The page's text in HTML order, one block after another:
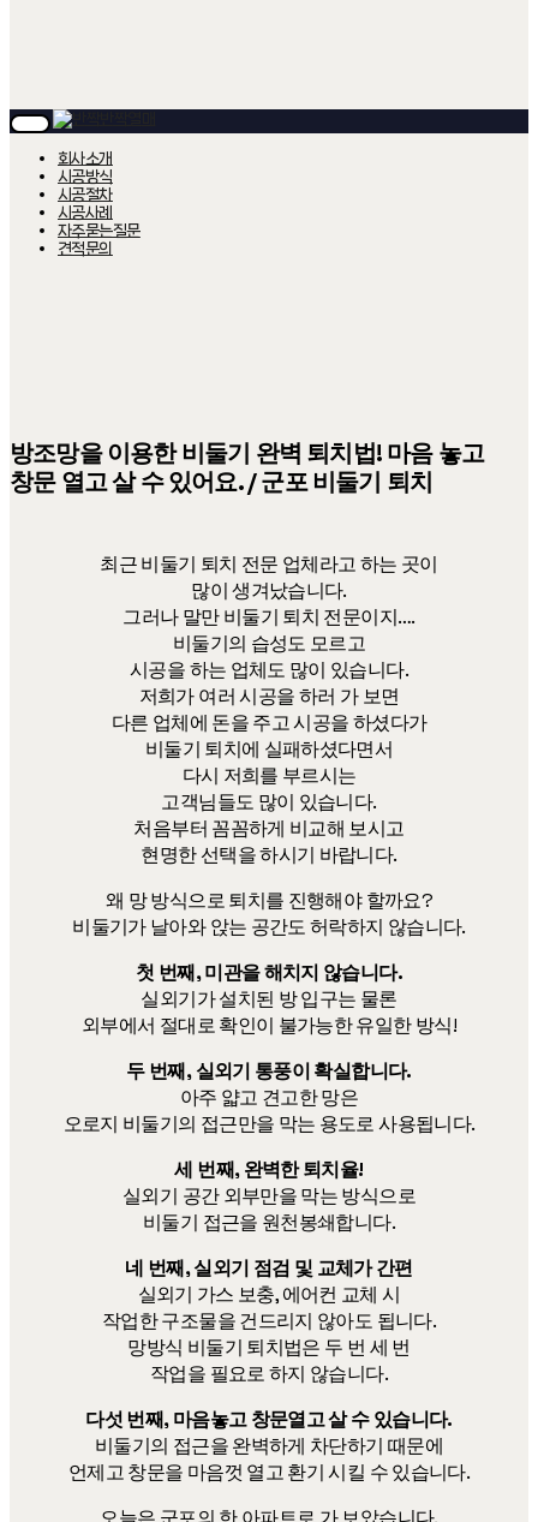
T
G
G
N
A
회사소개
시공방식
시공절차
시공사례
자주묻는질문
견적문의
방조망을 이용한 비둘기 완벽 퇴치법! 마음 놓고
창문 열고 살 수 있어요. / 군포 비둘기 퇴치
최근 비둘기 퇴치 전문 업체라고 하는 곳이
많이 생겨났습니다.
그러나 말만 비둘기 퇴치 전문이지….
비둘기의 습성도 모르고
시공을 하는 업체도 많이 있습니다.
저희가 여러 시공을 하러 가 보면
다른 업체에 돈을 주고 시공을 하셨다가
비둘기 퇴치에 실패하셨다면서
다시 저희를 부르시는
고객님들도 많이 있습니다.
처음부터 꼼꼼하게 비교해 보시고
현명한 선택을 하시기 바랍니다.
왜 망 방식으로 퇴치를 진행해야 할까요?
비둘기가 날아와 앉는 공간도 허락하지 않습니다.
첫 번째, 미관을 해치지 않습니다.
실외기가 설치된 방 입구는 물론
외부에서 절대로 확인이 불가능한 유일한 방식!
두 번째, 실외기 통풍이 확실합니다.
아주 얇고 견고한 망은
오로지 비둘기의 접근만을 막는 용도로 사용됩니다.
세 번째, 완벽한 퇴치율!
실외기 공간 외부만을 막는 방식으로
비둘기 접근을 원천봉쇄합니다.
네 번째, 실외기 점검 및 교체가 간편
실외기 가스 보충, 에어컨 교체 시
작업한 구조물을 건드리지 않아도 됩니다.
망방식 비둘기 퇴치법은 두 번 세 번
작업을 필요로 하지 않습니다.
다섯 번째, 마음놓고 창문열고 살 수 있습니다.
비둘기의 접근을 완벽하게 차단하기 때문에
언제고 창문을 마음껏 열고 환기 시킬 수 있습니다.